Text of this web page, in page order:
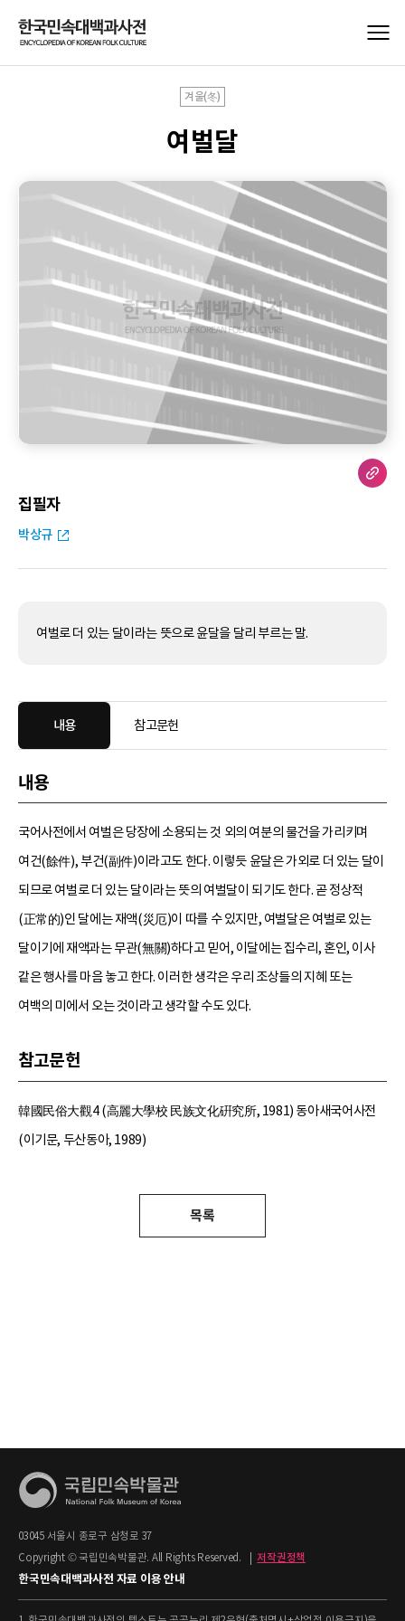
겨울(冬)
여벌달
집필자
박상규
여벌로 더 있는 달이라는 뜻으로 윤달을 달리 부르는 말.
내용 참고문헌
내용
국어사전에서 여벌은 당장에 소용되는 것 외의 여분의 물건을 가리키며
여건(餘件), 부건(副件)이라고도 한다. 이렇듯 윤달은 가외로 더 있는 달이
되므로 여벌로 더 있는 달이라는 뜻의 여벌달이 되기도 한다. 곧 정상적
(正常的)인 달에는 재액(災厄)이 따를 수 있지만, 여벌달은 여벌로 있는
달이기에 재액과는 무관(無關)하다고 믿어, 이달에는 집수리, 혼인, 이사
같은 행사를 마음 놓고 한다. 이러한 생각은 우리 조상들의 지혜 또는
여백의 미에서 오는 것이라고 생각할 수도 있다.
참고문헌
韓國民俗大觀4 (高麗大學校 民族文化硏究所, 1981) 동아새국어사전
(이기문, 두산동아, 1989)
목록
03045 서울시 종로구 삼청로 37
Copyright © 국립민속박물관. All Rights Reserved.
저작권정책
한국민속대백과사전 자료 이용 안내